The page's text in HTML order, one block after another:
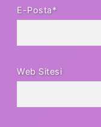
E-Posta*
Web Sitesi